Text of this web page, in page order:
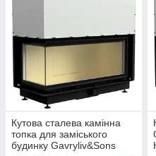
Кутова сталева камінна
топка для заміського
будинку Gavryliv&Sons